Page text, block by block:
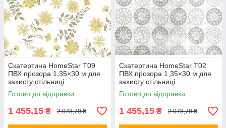
Скатертина HomeStar T09
ПВХ прозора 1,35×30 м для
захисту стільниці
Готово до відправки
1 455,15 ₴ 2 078,79 ₴
Скатертина HomeStar T02
ПВХ прозора 1,35×30 м для
захисту стільниці
Готово до відправки
1 455,15 ₴ 2 078,79 ₴